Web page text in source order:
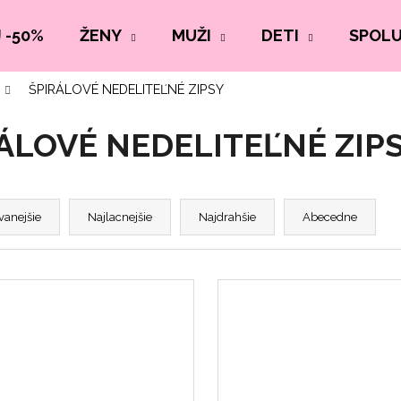
-50% ŽENY MUŽI DETI
ŠPIRÁLOVÉ NEDELITEĽNÉ ZIPSY
NEDELITEĽNÉ
Najlacnejšie Najdrahšie Abecedne